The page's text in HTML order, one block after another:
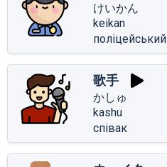
けいかん
keikan
поліцейський
歌手
かしゅ
kashu
співак